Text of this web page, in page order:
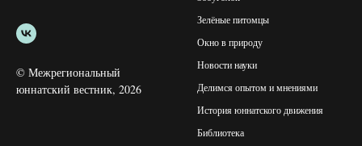
© Межрегиональный
юннатский вестник, 2026
Зелёные питомцы
Окно в природу
Новости науки
Делимся опытом и мнениями
История юннатского движения
Библиотека